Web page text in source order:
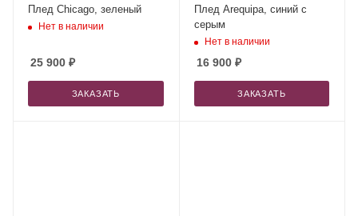
Плед Chicago, зеленый
Нет в наличии
25 900 ₽
ЗАКАЗАТЬ
Плед Arequipa, синий с
серым
Нет в наличии
16 900₽
ЗАКАЗАТЬ